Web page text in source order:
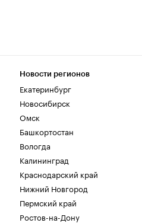
Новости регионов
Екатеринбург
Новосибирск
Омск
Башкортостан
Вологда
Калининград
Краснодарский край
Нижний Новгород
Пермский край
Ростов-на-Дону